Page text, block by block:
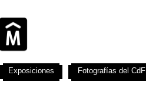
Exposiciones Fotografías del CdF